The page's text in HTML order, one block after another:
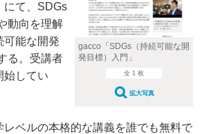
gacco「SDGs（持続可能な開
発目標）入門」
全 1 枚
拡大写真
にて、SDGs
動向を理解
可能な開発
る。受講者
始してい
ベルの本格的な講義を誰でも無料で